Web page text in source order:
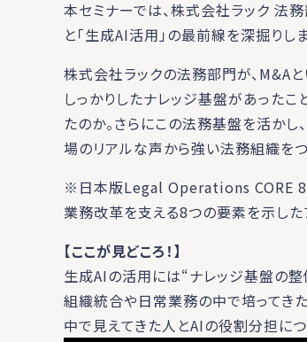
本セミナーでは、株式会社ラック 法
と「生成AI活用」の最前線を深掘りしま
株式会社ラックの法務部門が、M&A
しっかりしたナレッジ基盤があった
たのか。さらにこの法務基盤を活か
場のリアルな声から強い法務組織をつ
※日本版Legal Operations CORE 8
業務改革を支える8つの要素を示した
【ここが見どころ！】
生成AIの活用には“ナレッジ基盤の整
組織統合や日常業務の中で培ってき
中で見えてきた人とAIの役割分担に